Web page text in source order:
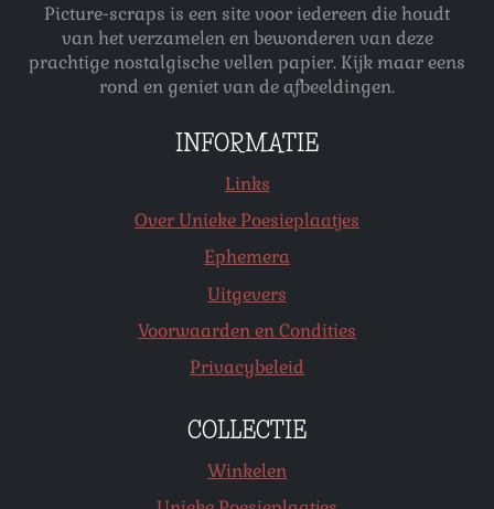
Picture-scraps is een site voor iedereen die houdt
van het verzamelen en bewonderen van deze
prachtige nostalgische vellen papier. Kijk maar eens
rond en geniet van de afbeeldingen.
INFORMATIE
Links
Over Unieke Poesieplaatjes
Ephemera
Uitgevers
Voorwaarden en Condities
Privacybeleid
COLLECTIE
Winkelen